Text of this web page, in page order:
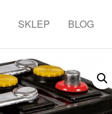
SKLEP BLOG